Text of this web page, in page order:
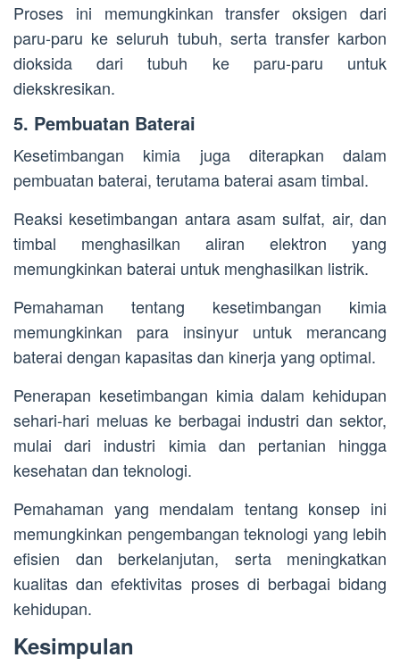
Proses ini memungkinkan transfer oksigen dari
paru-paru ke seluruh tubuh, serta transfer karbon
dioksida dari tubuh ke paru-paru untuk
diekskresikan.
5. Pembuatan Baterai
Kesetimbangan kimia juga diterapkan dalam
pembuatan baterai, terutama baterai asam timbal.
Reaksi kesetimbangan antara asam sulfat, air, dan
timbal menghasilkan aliran elektron yang
memungkinkan baterai untuk menghasilkan listrik.
Pemahaman tentang kesetimbangan kimia
memungkinkan para insinyur untuk merancang
baterai dengan kapasitas dan kinerja yang optimal.
Penerapan kesetimbangan kimia dalam kehidupan
sehari-hari meluas ke berbagai industri dan sektor,
mulai dari industri kimia dan pertanian hingga
kesehatan dan teknologi.
Pemahaman yang mendalam tentang konsep ini
memungkinkan pengembangan teknologi yang lebih
efisien dan berkelanjutan, serta meningkatkan
kualitas dan efektivitas proses di berbagai bidang
kehidupan.
Kesimpulan